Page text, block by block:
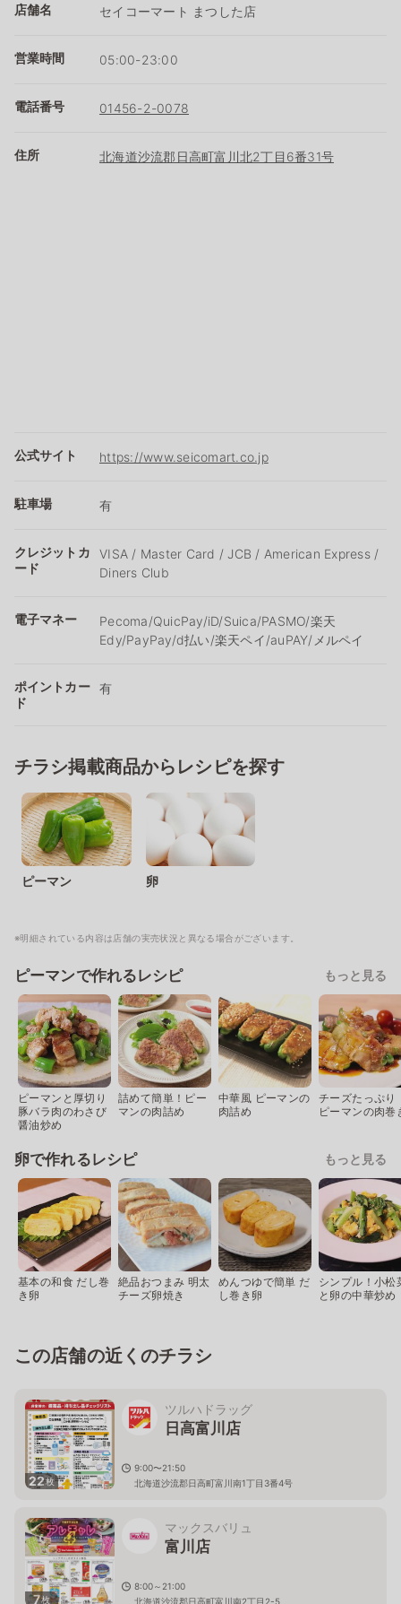
店舗名 セイコーマート まつした店
営業時間 05:00-23:00
電話番号 01456-2-0078
住所 北海道沙流郡日高町富川北2丁目6番31号
公式サイト https://www.seicomart.co.jp
駐車場 有
クレジットカ
ード
VISA / Master Card / JCB / American Express /
Diners Club
電子マネー
Pecoma/QuicPay/iD/Suica/PASMO/楽天
Edy/PayPay/d払い/楽天ペイ/auPAY/メルペイ
ポイントカー
ド
有
チラシ掲載商品からレシピを探す
ピーマン 卵
※明細されている内容は店舗の実売状況と異なる場合がございます。
ピーマンで作れるレシピ もっと見る
ピーマンと厚切り
豚バラ肉のわさび
醤油炒め
詰めて簡単！ピー
マンの肉詰め
中華風 ピーマンの
肉詰め
チーズたっぷり
ピーマンの肉巻
卵で作れるレシピ もっと見る
基本の和食 だし巻
き卵
絶品おつまみ 明太
チーズ卵焼き
めんつゆで簡単 だ
し巻き卵
シンプル！小松
と卵の中華炒め
この店舗の近くのチラシ
22枚
ツルハドラッグ
日高富川店
9:00〜21:50
北海道沙流郡日高町富川南1丁目3番4号
7枚
マックスバリュ
富川店
8:00～21:00
北海道沙流郡日高町富川南2丁目2-5